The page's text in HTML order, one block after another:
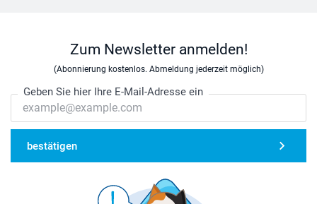
Zum Newsletter anmelden!
(Abonnierung kostenlos. Abmeldung jederzeit möglich)
Geben Sie hier Ihre E-Mail-Adresse ein
bestätigen